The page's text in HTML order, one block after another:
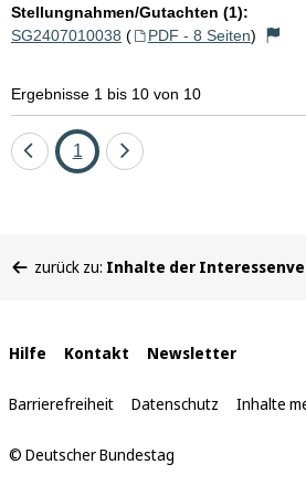
Stellungnahmen/Gutachten (1):
SG2407010038 ( PDF - 8 Seiten)
Ergebnisse 1 bis 10 von 10
EineSeite
1
Eine
befinden
zurück zu: Inhalte der
Interne
Links
Hilfe Kontakt Newsletter
Barrierefreiheit Datenschutz Inhalte
© Deutscher Bundestag